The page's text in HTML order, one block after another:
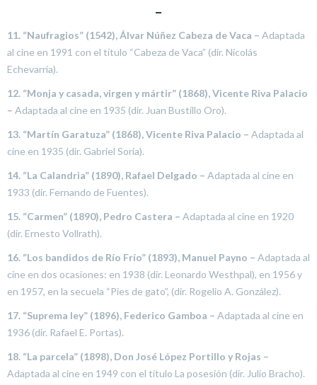
–
11. “Naufragios” (1542), Álvar Núñez Cabeza de Vaca – Adaptada
al cine en 1991 con el título “Cabeza de Vaca” (dir. Nicolás
Echevarría).
12. “Monja y casada, virgen y mártir” (1868), Vicente Riva Palacio
– Adaptada al cine en 1935 (dir. Juan Bustillo Oro).
13. “Martín Garatuza” (1868), Vicente Riva Palacio – Adaptada al
cine en 1935 (dir. Gabriel Soria).
14. “La Calandria” (1890), Rafael Delgado – Adaptada al cine en
1933 (dir. Fernando de Fuentes).
15. “Carmen” (1890), Pedro Castera – Adaptada al cine en 1920
(dir. Ernesto Vollrath).
16. “Los bandidos de Río Frío” (1893), Manuel Payno – Adaptada al
cine en dos ocasiones: en 1938 (dir. Leonardo Westhpal), en 1956 y
en 1957, en la secuela “Pies de gato”, (dir. Rogelio A. González).
17. “Suprema ley” (1896), Federico Gamboa – Adaptada al cine en
1936 (dir. Rafael E. Portas).
18. “La parcela” (1898), Don José López Portillo y Rojas –
Adaptada al cine en 1949 con el título La posesión (dir. Julio Bracho).